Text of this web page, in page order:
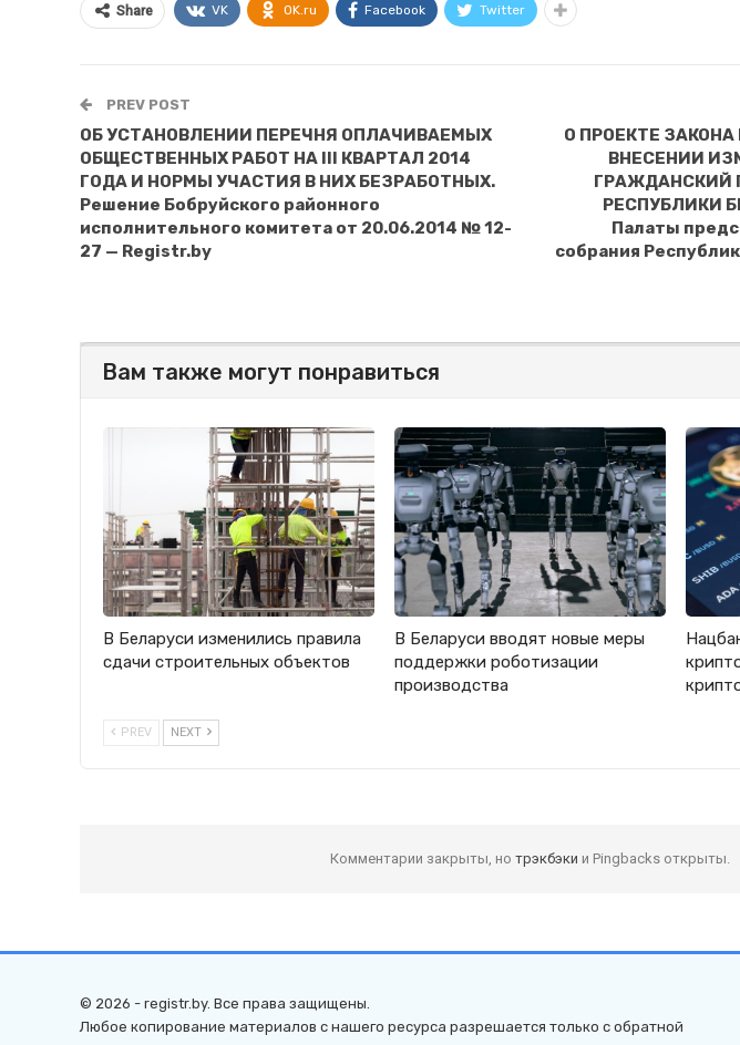
Share VK OK.ru Facebook Twitter
PREV POST
ОБ УСТАНОВЛЕНИИ ПЕРЕЧНЯ ОПЛАЧИВАЕМЫХ
ОБЩЕСТВЕННЫХ РАБОТ НА III КВАРТАЛ 2014
ГОДА И НОРМЫ УЧАСТИЯ В НИХ БЕЗРАБОТНЫХ.
Решение Бобруйского районного
исполнительного комитета от 20.06.2014 № 12-
27 — Registr.by
О ПРОЕКТЕ
ВНЕСЕНИИ
ГРАЖДАНСКИЙ
РЕСПУБЛИКИ
Палаты
собрания
Вам также могут понравиться
В Беларуси изменились правила
сдачи строительных объектов
В Беларуси вводят новые меры
поддержки роботизации
производства
PREV NEXT
Комментарии закрыты, но трэкбэки и Pingbacks открыты.
© 2026 - registr.by. Все права защищены.
Любое копирование материалов с нашего ресурса разрешается только с обратной